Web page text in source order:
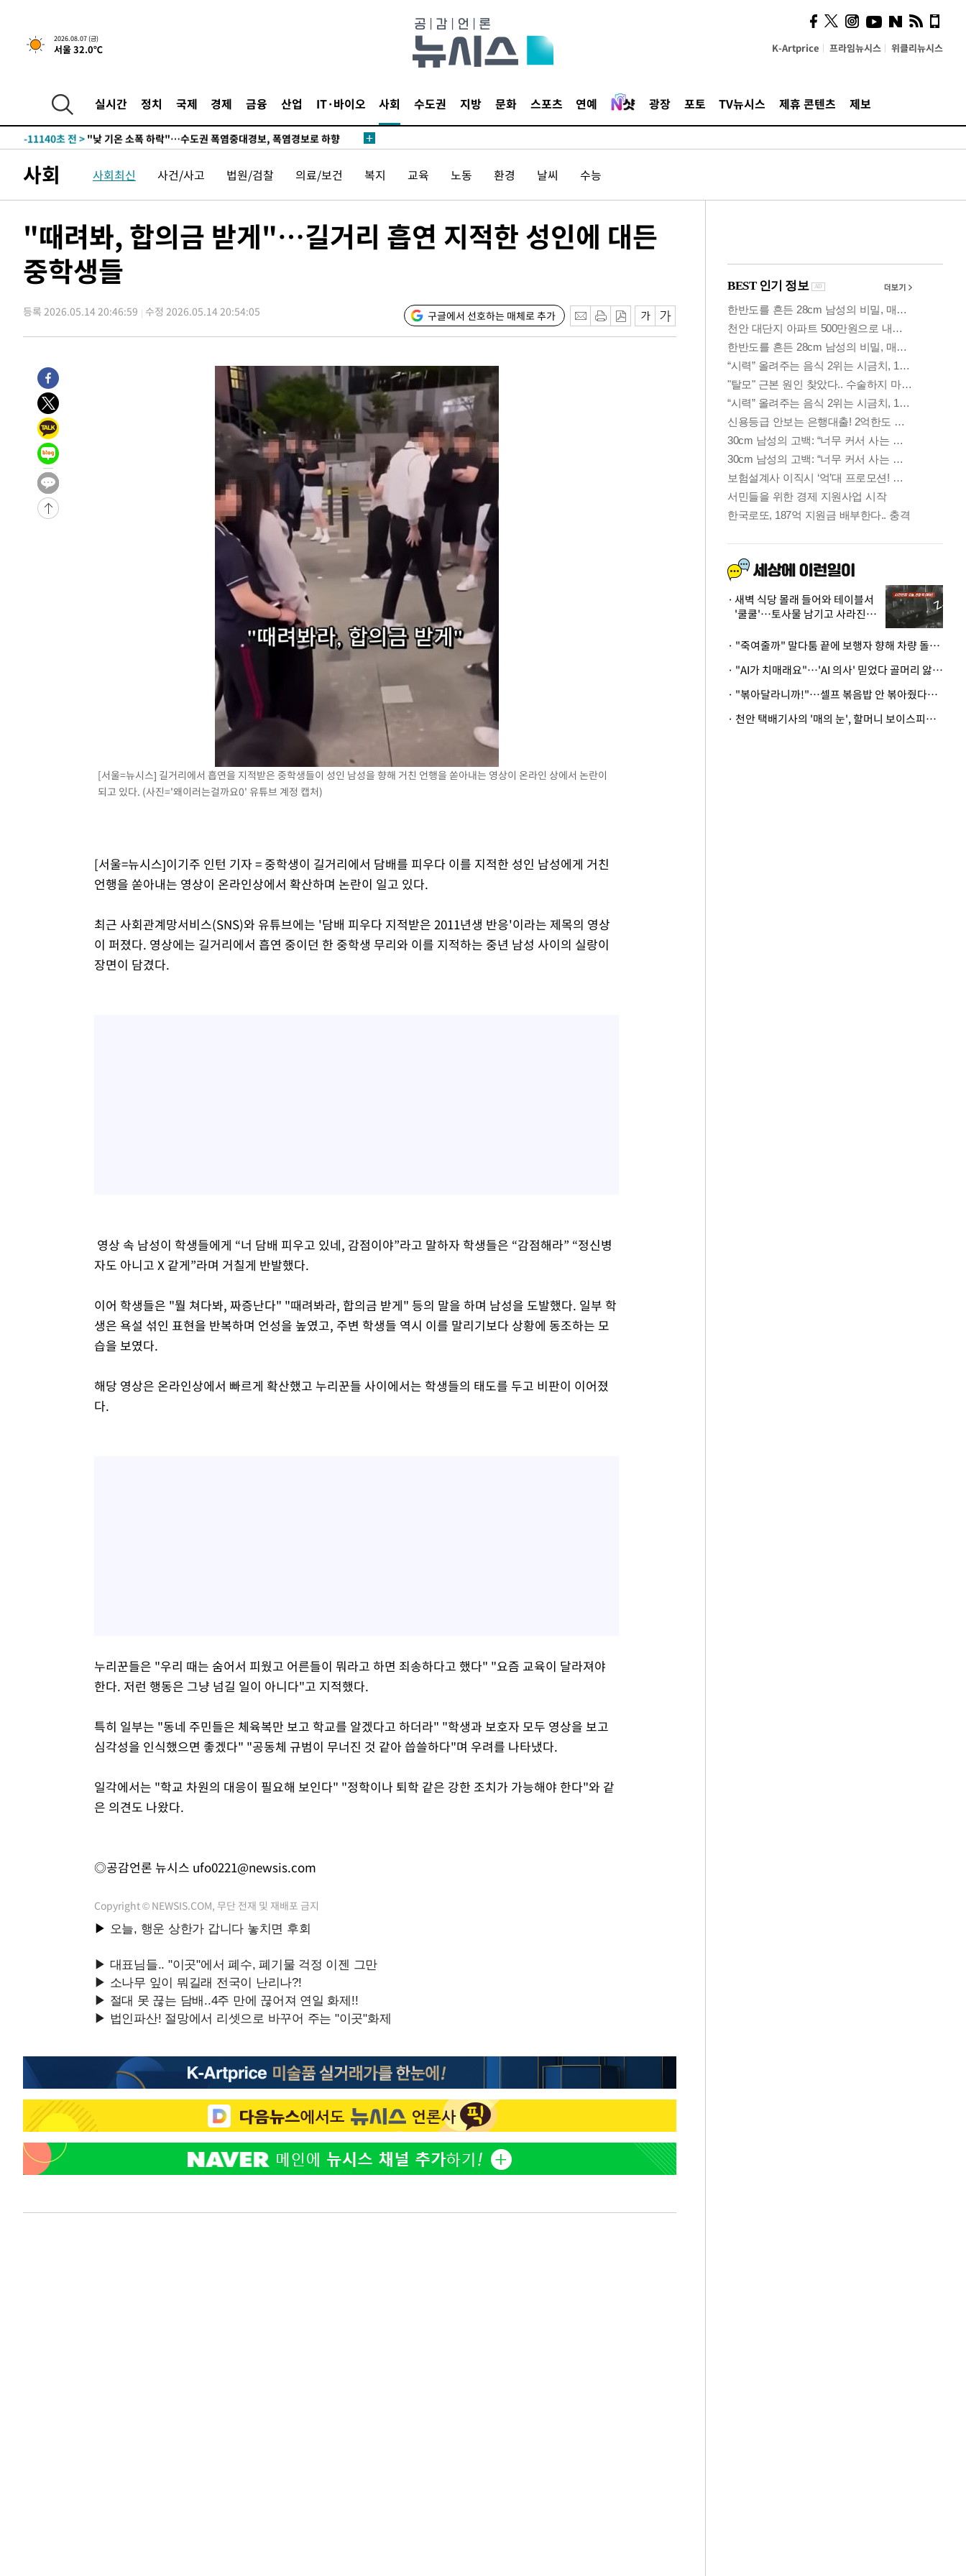
2026.08.07 (금)
서울 32.0℃ K-Artprice 프라임뉴시스 위클리뉴시스
실시간 정치 국제 경제 금융 산업 IT·바이오 사회 수도권 지방 문화 스포츠 연예 광장 포토 TV뉴시스 제휴 콘텐츠 제보
후임
-28037초 전 >이강인, 폭염 속 AT마드리드 첫 훈련…80명 식사 대접까지(종합)
-25176초 전 >미 사업체 일자리, 7월에 2.3만개 순감하고 그 전 2개월 10.3만개
-20487초 전 >
[속보]이 대통령 "부동산 공급 기존 사고방식 매달리지 말고 과감히
-19572초 전 >
운드는 임시"
-11140초 전 > "낮 기온 소폭 하락"…수도권 폭염중대경보, 폭염경보로 하향
선포
-11067초 전 >
[단독]중수청 지원 검사들, 정원 초과 시 낮은 계급 임용…희망지 못
-9038초 전 >낮 최고 37도 찜통더위…곳곳 소나기·강원 많은 비[내일날씨]
응"
-4200초 전 >여자배구 이재영·이다영 자매, 아제르바이잔 투란VC 입단
-3453초 전 > 외국인 심판 성 접대 7경기 들여다보니…한국 축구 '5승 2무'
-3187초 전 >[속보]코스닥, 2.86포인트(0.36%) 내린 798.81마감
-3120초 전 >[속보]원·달러 환율, 7.7원 내린 1416.1원 마감
-3009초 전 >[속보] 노원서 40.1도 관측…서울, 2018년 이후 첫 40도
17분 전 >
외신들도 주목한 韓축구 파문…"국민적 공분에 수사 재개"
17분 전 >
11시간 압수수색에 성접대 파문까지…'쑥대밭' 된 축구협회
33분 전 >
[속보]규제합리화위원회 부위원장에 김태유 서울대 공대 교수…이병태
후임
-28037초 전 >
이강인, 폭염 속 AT마드리드 첫 훈련…80명 식사 대접까지(종합)
-25176초 전 >
미 사업체 일자리, 7월에 2.3만개 순감하고 그 전 2개월 10.3만개
하향수정 (2보)
-24624초 전 >
[속보] 미 사업체, 일자리 7월에 2.3만 개 줄어…실업률은 4.1%로
-20487초 전 >
[속보]이 대통령 "부동산 공급 기존 사고방식 매달리지 말고 과감히
실천"
-19572초 전 >
이란, "오만과 '중앙 단일 루트' 합의…북쪽 인바운드·남쪽 아웃바
"낮 기온 소폭 하락"…수도권 폭염중대경보, 폭염경보로 하향
[속보]이 대통령, '호우피해' 안동·의성 관할 4개 면 특별재난지역
[단독]중수청 지원 검사들, 정원 초과 시 낮은 계급 임용…희망지 못
낮 최고 37도 찜통더위…곳곳 소나기·강원 많은 비[내일날씨]
SK하이닉스, 용인·청주 팹에 54조 투자…"AI 메모리 수요 선제 대
여자배구 이재영·이다영 자매, 아제르바이잔 투란VC 입단
외국인 심판 성 접대 7경기 들여다보니…한국 축구 '5승 2무'
[속보]코스닥, 2.86포인트(0.36%) 내린 798.81마감
[속보]코스피, 6200선 약보합…0.60% 내린 6258.77에 마쳐
[속보]원·달러 환율, 7.7원 내린 1416.1원 마감
[속보] 노원서 40.1도 관측…서울, 2018년 이후 첫 40도
[속보]종합특검, '계엄 수용공간 확보' 신용해 前교정본부장 기소
외신들도 주목한 韓축구 파문…"국민적 공분에 수사 재개"
11시간 압수수색에 성접대 파문까지…'쑥대밭' 된 축구협회
사회 사회최신 사건/사고 법원/검찰 의료/보건 복지 교육 노동 환경 날씨 수능
"때려봐, 합의금 받게"…길거리 흡연 지적한 성인에 대든
중학생들
등록 2026.05.14 20:46:59 수정 2026.05.14 20:54:05 구글에서 선호하는 매체로 추가
[서울=뉴시스] 길거리에서 흡연을 지적받은 중학생들이 성인 남성을 향해 거친 언행을 쏟아내는 영상이 온라인 상에서 논란이
되고 있다. (사진='왜이러는걸까요0' 유튜브 계정 캡처)
[서울=뉴시스]이기주 인턴 기자 = 중학생이 길거리에서 담배를 피우다 이를 지적한 성인 남성에게 거친
언행을 쏟아내는 영상이 온라인상에서 확산하며 논란이 일고 있다.
최근 사회관계망서비스(SNS)와 유튜브에는 '담배 피우다 지적받은 2011년생 반응'이라는 제목의 영상
이 퍼졌다. 영상에는 길거리에서 흡연 중이던 한 중학생 무리와 이를 지적하는 중년 남성 사이의 실랑이
장면이 담겼다.
영상 속 남성이 학생들에게 “너 담배 피우고 있네, 감점이야”라고 말하자 학생들은 “감점해라” “정신병
자도 아니고 X 같게”라며 거칠게 반발했다.
이어 학생들은 "뭘 쳐다봐, 짜증난다" "때려봐라, 합의금 받게" 등의 말을 하며 남성을 도발했다. 일부 학
생은 욕설 섞인 표현을 반복하며 언성을 높였고, 주변 학생들 역시 이를 말리기보다 상황에 동조하는 모
습을 보였다.
해당 영상은 온라인상에서 빠르게 확산했고 누리꾼들 사이에서는 학생들의 태도를 두고 비판이 이어졌
다.
누리꾼들은 "우리 때는 숨어서 피웠고 어른들이 뭐라고 하면 죄송하다고 했다" "요즘 교육이 달라져야
한다. 저런 행동은 그냥 넘길 일이 아니다"고 지적했다.
특히 일부는 "동네 주민들은 체육복만 보고 학교를 알겠다고 하더라" "학생과 보호자 모두 영상을 보고
심각성을 인식했으면 좋겠다" "공동체 규범이 무너진 것 같아 씁쓸하다"며 우려를 나타냈다.
일각에서는 "학교 차원의 대응이 필요해 보인다" "정학이나 퇴학 같은 강한 조치가 가능해야 한다"와 같
은 의견도 나왔다.
◎공감언론 뉴시스 ufo0221@newsis.com
Copyright © NEWSIS.COM, 무단 전재 및 재배포 금지
시, 스마트폰 액세서리에
NFC 더했다
새벽 식당 몰래 들어와 테이블서
'쿨쿨'…토사물 남기고 사라진 남
· "죽여줄까" 말다툼 끝에 보행자 향해 차량 돌진…50대 여성 중상
· "AI가 치매래요"…'AI 의사' 믿었다 골머리 앓는 美 의료계 '경고'
· "볶아달라니까!"…셀프 볶음밥 안 볶아줬다고 사장 폭행한 손님
· 천안 택배기사의 '매의 눈', 할머니 보이스피싱 피해 막아